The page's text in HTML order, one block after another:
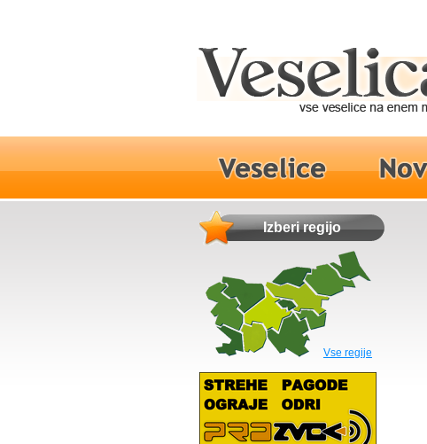
Izberi regijo
Vse regije